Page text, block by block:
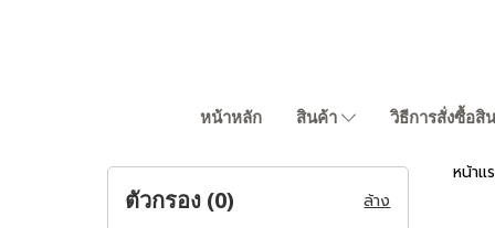
หน้าหลัก สินค้า วิธีการสั่งซื้อสิ
หน้าแ
ตัวกรอง (0) ล้าง